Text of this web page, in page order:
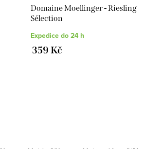
Domaine Moellinger - Riesling
Sélection
Expedice do 24 h
359 Kč